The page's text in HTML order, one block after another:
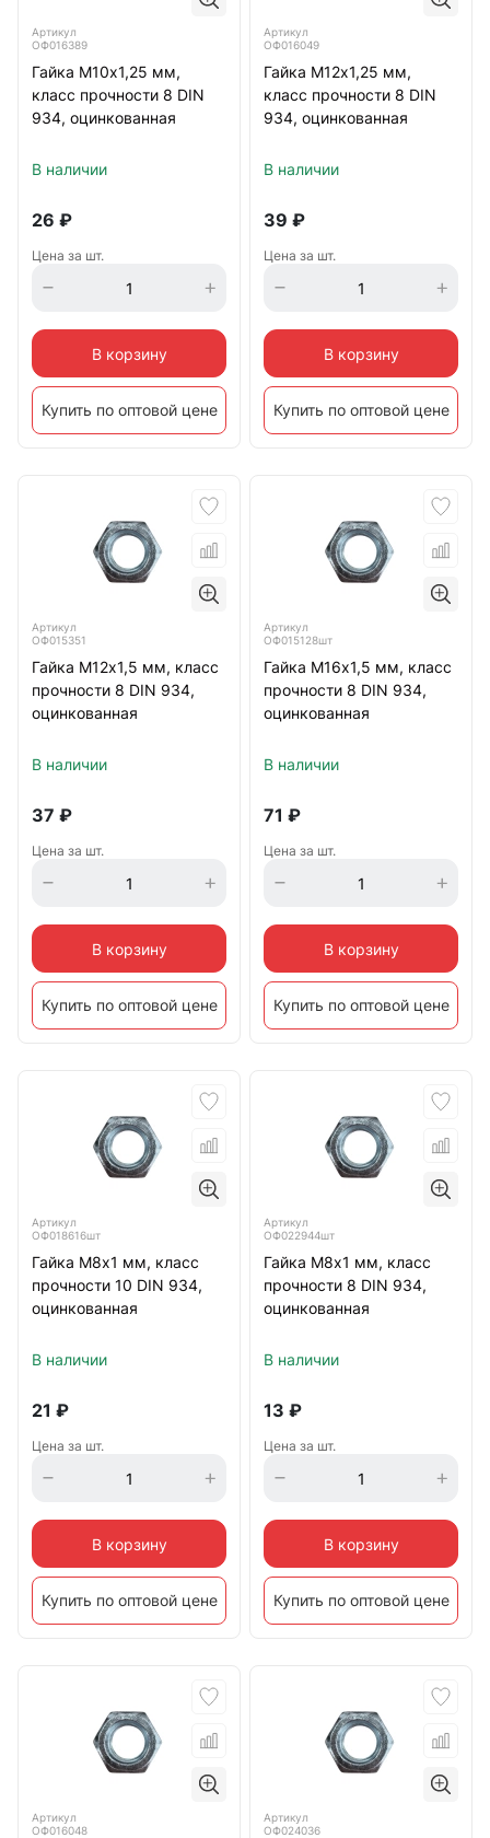
Артикул
ОФ016389
Гайка М10х1,25 мм,
класс прочности 8 DIN
934, оцинкованная
В наличии
26 ₽
Цена за шт.
В корзину
Купить по оптовой цене
Артикул
ОФ016049
Гайка М12х1,25 мм,
класс прочности 8 DIN
934, оцинкованная
В наличии
39 ₽
Цена за шт.
В корзину
Купить по оптовой цене
Артикул
ОФ015351
Гайка М12х1,5 мм, класс
прочности 8 DIN 934,
оцинкованная
В наличии
37 ₽
Цена за шт.
В корзину
Купить по оптовой цене
Артикул
ОФ015128шт
Гайка М16х1,5 мм, класс
прочности 8 DIN 934,
оцинкованная
В наличии
71 ₽
Цена за шт.
В корзину
Купить по оптовой цене
Артикул
ОФ018616шт
Гайка М8х1 мм, класс
прочности 10 DIN 934,
оцинкованная
В наличии
21 ₽
Цена за шт.
В корзину
Купить по оптовой цене
Артикул
ОФ022944шт
Гайка М8х1 мм, класс
прочности 8 DIN 934,
оцинкованная
В наличии
13 ₽
Цена за шт.
В корзину
Купить по оптовой цене
Артикул
ОФ016048
Артикул
ОФ024036